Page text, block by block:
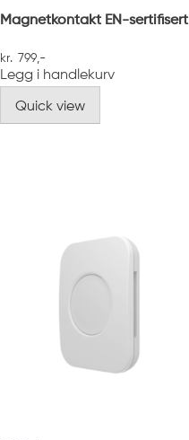
Magnetkontakt EN-sertifisert
kr 799,-
Legg i handlekurv
Quick view